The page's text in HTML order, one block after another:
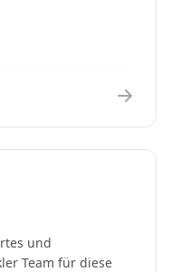
und
Team für diese